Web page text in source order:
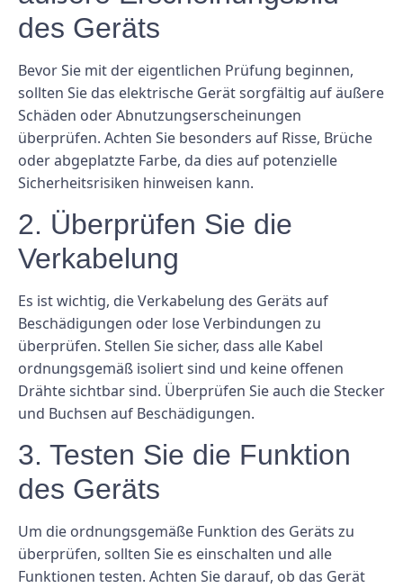
des Geräts
Bevor Sie mit der eigentlichen Prüfung beginnen,
sollten Sie das elektrische Gerät sorgfältig auf äußere
Schäden oder Abnutzungserscheinungen
überprüfen. Achten Sie besonders auf Risse, Brüche
oder abgeplatzte Farbe, da dies auf potenzielle
Sicherheitsrisiken hinweisen kann.
2. Überprüfen Sie die
Verkabelung
Es ist wichtig, die Verkabelung des Geräts auf
Beschädigungen oder lose Verbindungen zu
überprüfen. Stellen Sie sicher, dass alle Kabel
ordnungsgemäß isoliert sind und keine offenen
Drähte sichtbar sind. Überprüfen Sie auch die Stecker
und Buchsen auf Beschädigungen.
3. Testen Sie die Funktion
des Geräts
Um die ordnungsgemäße Funktion des Geräts zu
überprüfen, sollten Sie es einschalten und alle
Funktionen testen. Achten Sie darauf, ob das Gerät